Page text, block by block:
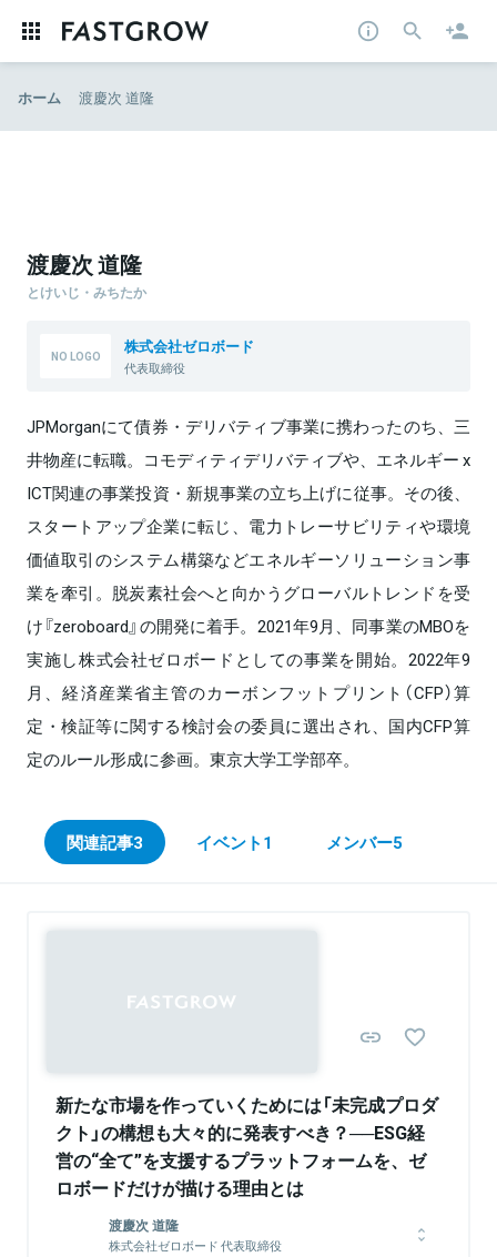
ホーム 渡慶次 道隆
渡慶次 道隆
とけいじ・みちたか
株式会社ゼロボード
代表取締役
JPMorganにて債券・デリバティブ事業に携わったのち、三
井物産に転職。コモディティデリバティブや、エネルギー x
ICT関連の事業投資・新規事業の立ち上げに従事。その後、
スタートアップ企業に転じ、電力トレーサビリティや環境
価値取引のシステム構築などエネルギーソリューション事
業を牽引。脱炭素社会へと向かうグローバルトレンドを受
け『zeroboard』の開発に着手。2021年9月、同事業のMBOを
実施し株式会社ゼロボードとしての事業を開始。2022年9
月、経済産業省主管のカーボンフットプリント（CFP）算
定・検証等に関する検討会の委員に選出され、国内CFP算
定のルール形成に参画。東京大学工学部卒。
関連記事3 イベント1 メンバー5
新たな市場を作っていくためには「未完成プロダ
クト」の構想も大々的に発表すべき？──ESG経
営の“全て”を支援するプラットフォームを、ゼ
ロボードだけが描ける理由とは
渡慶次 道隆
株式会社ゼロボード 代表取締役